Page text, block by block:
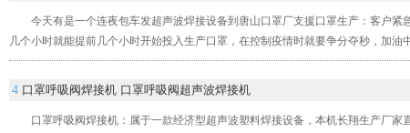
今天有是一个连夜包车发超声波焊接设备到唐山口罩厂支援口罩生产：客户
几个小时就能提前几个小时开始投入生产口罩，在控制疫情时就要争分夺秒，加油
4 口罩呼吸阀焊接机 口罩呼吸阀超声波焊接机
口罩呼吸阀焊接机：属于一款经济型超声波塑料焊接设备，本机长翔生产厂